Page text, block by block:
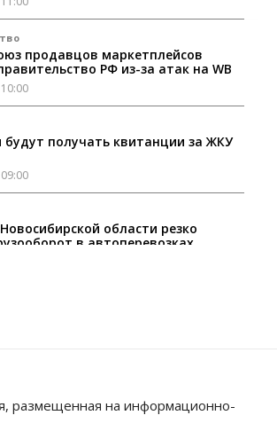
продавцов маркетплейсов
РФ из-за атак на WB
получать квитанции за ЖКУ
области резко
в автоперевозках
завершены работы по
рулежных дорожек
размещенная на информационно-